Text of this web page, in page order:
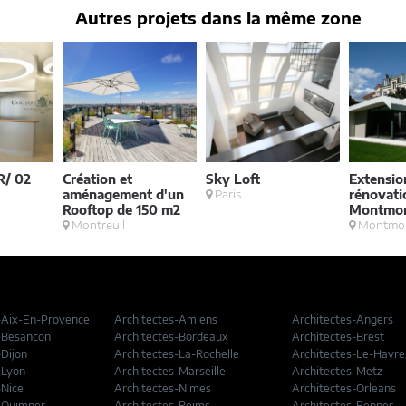
Autres projets dans la même zone
02
Création et
aménagement d'un
Rooftop de 150 m2
Montreuil
Sky Loft
Paris
En-Provence Architectes-Amiens Architectes-Angers
Architectes-Bordeaux Architectes-Brest
Architectes-La-Rochelle Architectes-Le-Havre
Architectes-Marseille Architectes-Metz
Architectes-Nimes Architectes-Orleans